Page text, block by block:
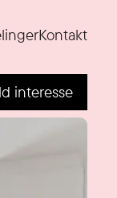
Kontakt
interesse